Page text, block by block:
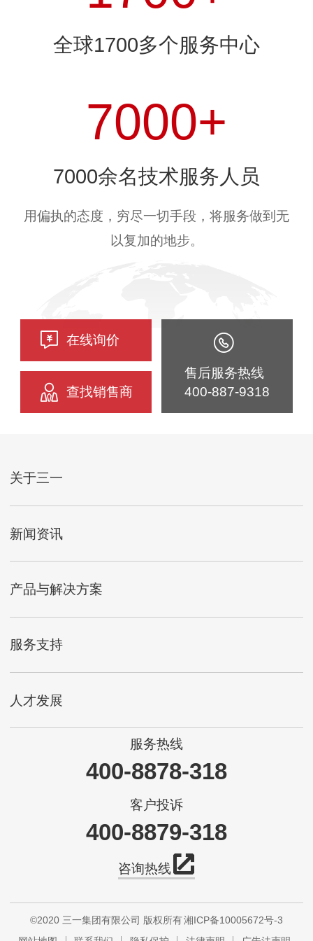
全球1700多个服务中心
7000+
7000余名技术服务人员
用偏执的态度，穷尽一切手段，将服务做到无
以复加的地步。
在线询价
查找销售商
售后服务热线
400-887-9318
关于三一
新闻资讯
产品与解决方案
服务支持
人才发展
服务热线
400-8878-318
客户投诉
400-8879-318
咨询热线
©2020 三一集团有限公司 版权所有湘ICP备10005672号-3